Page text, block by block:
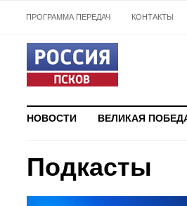
ПРОГРАММА ПЕРЕДАЧ КОНТАКТЫ
НОВОСТИ ВЕЛИКАЯ
Подкасты